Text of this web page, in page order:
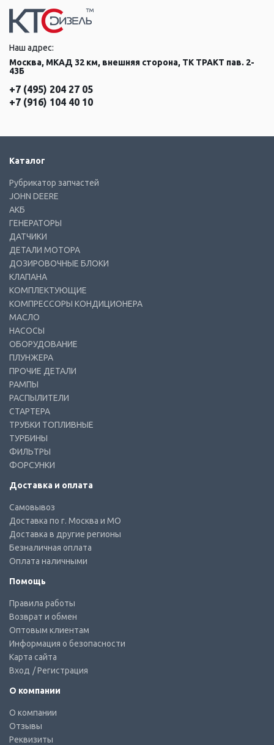
Наш адрес:
Москва, МКАД 32 км, внешняя сторона, ТК ТРАКТ пав. 2-
43Б
+7 (495) 204 27 05
+7 (916) 104 40 10
Каталог
Рубрикатор запчастей
JOHN DEERE
АКБ
ГЕНЕРАТОРЫ
ДАТЧИКИ
ДЕТАЛИ МОТОРА
ДОЗИРОВОЧНЫЕ БЛОКИ
КЛАПАНА
КОМПЛЕКТУЮЩИЕ
КОМПРЕССОРЫ КОНДИЦИОНЕРА
МАСЛО
НАСОСЫ
ОБОРУДОВАНИЕ
ПЛУНЖЕРА
ПРОЧИЕ ДЕТАЛИ
РАМПЫ
РАСПЫЛИТЕЛИ
СТАРТЕРА
ТРУБКИ ТОПЛИВНЫЕ
ТУРБИНЫ
ФИЛЬТРЫ
ФОРСУНКИ
Доставка и оплата
Самовывоз
Доставка по г. Москва и МО
Доставка в другие регионы
Безналичная оплата
Оплата наличными
Помощь
Правила работы
Возврат и обмен
Оптовым клиентам
Информация о безопасности
Карта сайта
Вход / Регистрация
О компании
О компании
Отзывы
Реквизиты